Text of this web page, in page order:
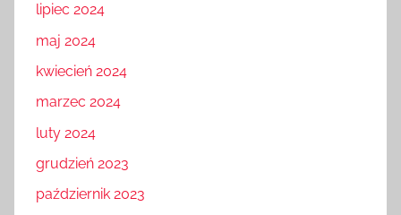
lipiec 2024
maj 2024
kwiecień 2024
marzec 2024
luty 2024
grudzień 2023
październik 2023